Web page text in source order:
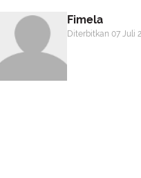
Fimela
Diterbitkan 07 Juli